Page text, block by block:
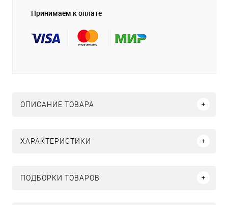
Принимаем к оплате
ОПИСАНИЕ ТОВАРА
ХАРАКТЕРИСТИКИ
ПОДБОРКИ ТОВАРОВ